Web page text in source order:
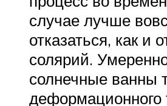
случае лучше
отказаться, как и
солярий.
солнечные ванны
деформационного